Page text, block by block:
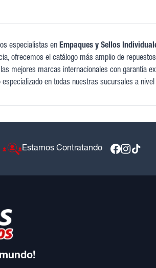
especialistas enEmpaques y Sellos
ofrecemos el catálogo más amplio de
mejores marcas internacionales con garantía
en todas nuestras sucursales a nivel
Estamos Contratando